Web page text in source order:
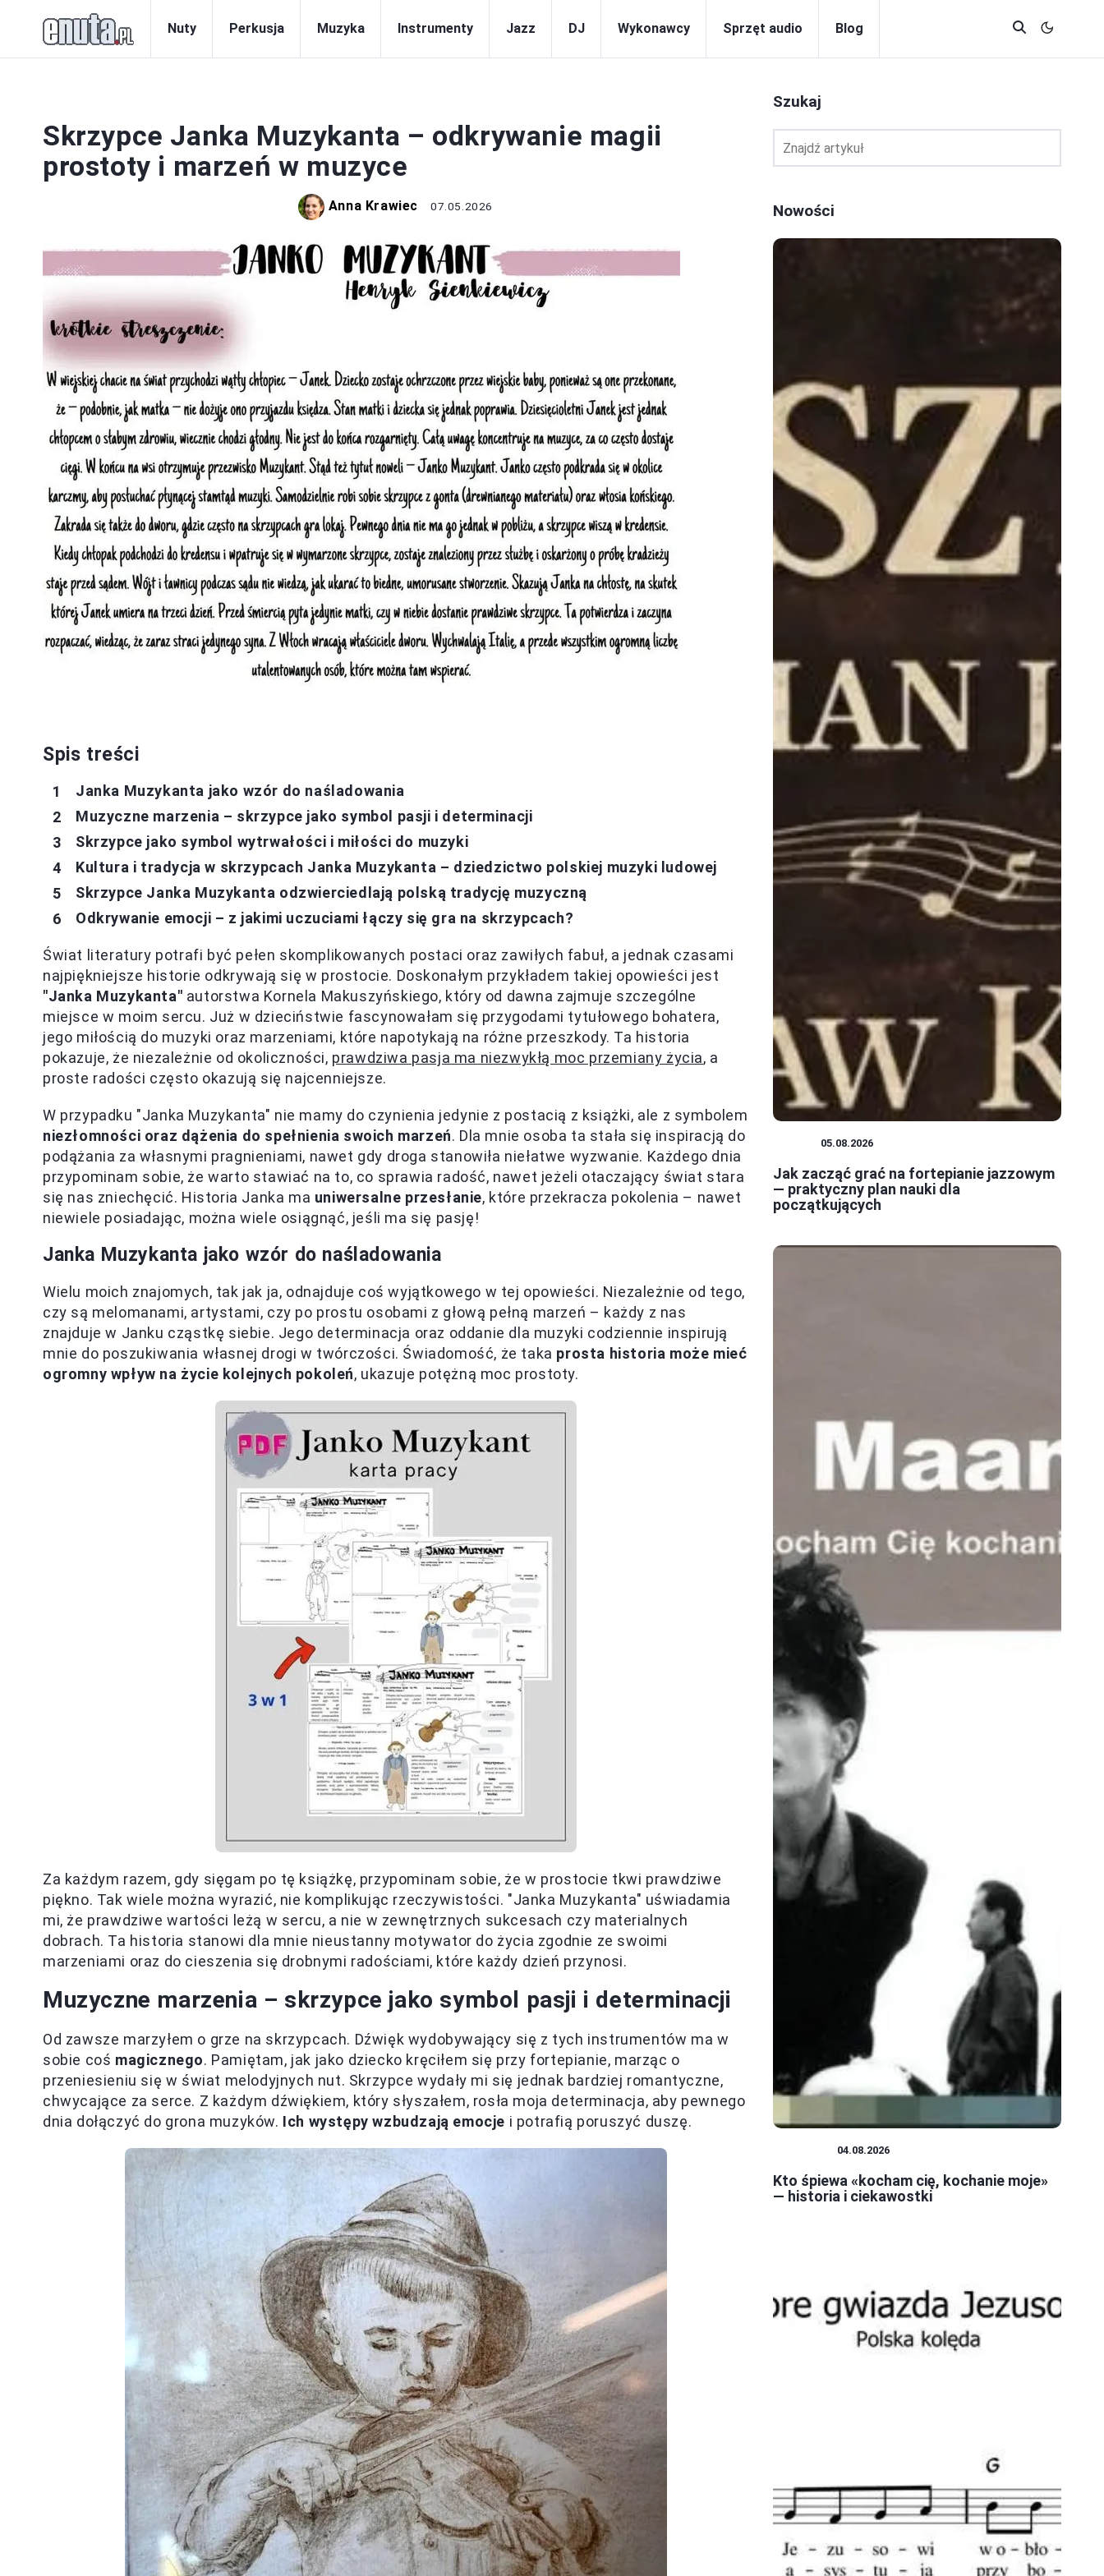
Nuty Perkusja Muzyka Instrumenty Jazz DJ Wykonawcy Sprzęt audio Blog
Skrzypce Janka Muzykanta – odkrywanie magii
prostoty i marzeń w muzyce
Anna Krawiec 07.05.2026
Spis treści
Janka Muzykanta jako wzór do naśladowania
Muzyczne marzenia – skrzypce jako symbol pasji i determinacji
Skrzypce jako symbol wytrwałości i miłości do muzyki
Kultura i tradycja w skrzypcach Janka Muzykanta – dziedzictwo polskiej muzyki ludowej
Skrzypce Janka Muzykanta odzwierciedlają polską tradycję muzyczną
Odkrywanie emocji – z jakimi uczuciami łączy się gra na skrzypcach?
Świat literatury potrafi być pełen skomplikowanych postaci oraz zawiłych fabuł, a jednak czasami
najpiękniejsze historie odkrywają się w prostocie. Doskonałym przykładem takiej opowieści jest
"Janka Muzykanta" autorstwa Kornela Makuszyńskiego, który od dawna zajmuje szczególne
miejsce w moim sercu. Już w dzieciństwie fascynowałam się przygodami tytułowego bohatera,
jego miłością do muzyki oraz marzeniami, które napotykają na różne przeszkody. Ta historia
pokazuje, że niezależnie od okoliczności, prawdziwa pasja ma niezwykłą moc przemiany życia, a
proste radości często okazują się najcenniejsze.
W przypadku "Janka Muzykanta" nie mamy do czynienia jedynie z postacią z książki, ale z symbolem
niezłomności oraz dążenia do spełnienia swoich marzeń. Dla mnie osoba ta stała się inspiracją do
podążania za własnymi pragnieniami, nawet gdy droga stanowiła niełatwe wyzwanie. Każdego dnia
przypominam sobie, że warto stawiać na to, co sprawia radość, nawet jeżeli otaczający świat stara
się nas zniechęcić. Historia Janka ma uniwersalne przesłanie, które przekracza pokolenia – nawet
niewiele posiadając, można wiele osiągnąć, jeśli ma się pasję!
Janka Muzykanta jako wzór do naśladowania
Wielu moich znajomych, tak jak ja, odnajduje coś wyjątkowego w tej opowieści. Niezależnie od tego,
czy są melomanami, artystami, czy po prostu osobami z głową pełną marzeń – każdy z nas
znajduje w Janku cząstkę siebie. Jego determinacja oraz oddanie dla muzyki codziennie inspirują
mnie do poszukiwania własnej drogi w twórczości. Świadomość, że taka prosta historia może mieć
ogromny wpływ na życie kolejnych pokoleń, ukazuje potężną moc prostoty.
Za każdym razem, gdy sięgam po tę książkę, przypominam sobie, że w prostocie tkwi prawdziwe
piękno. Tak wiele można wyrazić, nie komplikując rzeczywistości. "Janka Muzykanta" uświadamia
mi, że prawdziwe wartości leżą w sercu, a nie w zewnętrznych sukcesach czy materialnych
dobrach. Ta historia stanowi dla mnie nieustanny motywator do życia zgodnie ze swoimi
marzeniami oraz do cieszenia się drobnymi radościami, które każdy dzień przynosi.
Muzyczne marzenia – skrzypce jako symbol pasji i determinacji
Od zawsze marzyłem o grze na skrzypcach. Dźwięk wydobywający się z tych instrumentów ma w
sobie coś magicznego. Pamiętam, jak jako dziecko kręciłem się przy fortepianie, marząc o
przeniesieniu się w świat melodyjnych nut. Skrzypce wydały mi się jednak bardziej romantyczne,
chwycające za serce. Z każdym dźwiękiem, który słyszałem, rosła moja determinacja, aby pewnego
dnia dołączyć do grona muzyków. Ich występy wzbudzają emocje i potrafią poruszyć duszę.
Szukaj
Nowości
05.08.2026
Jak zacząć grać na fortepianie jazzowym
— praktyczny plan nauki dla
początkujących
04.08.2026
Kto śpiewa «kocham cię, kochanie moje»
— historia i ciekawostki